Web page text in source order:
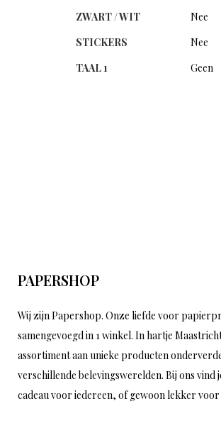
ZWART / WIT
Nee
STICKERS
Nee
TAAL 1
Geen
PAPERSHOP
Wij zijn Papershop. Onze liefde voor
samengevoegd in 1 winkel. In hartje
assortiment aan unieke producten
verschillende belevingswerelden. Bij ons vind
cadeau voor iedereen, of gewoon lekker